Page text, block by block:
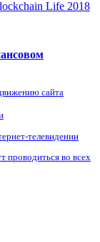
Life 2018
сайта
телевидении
проводиться во всех